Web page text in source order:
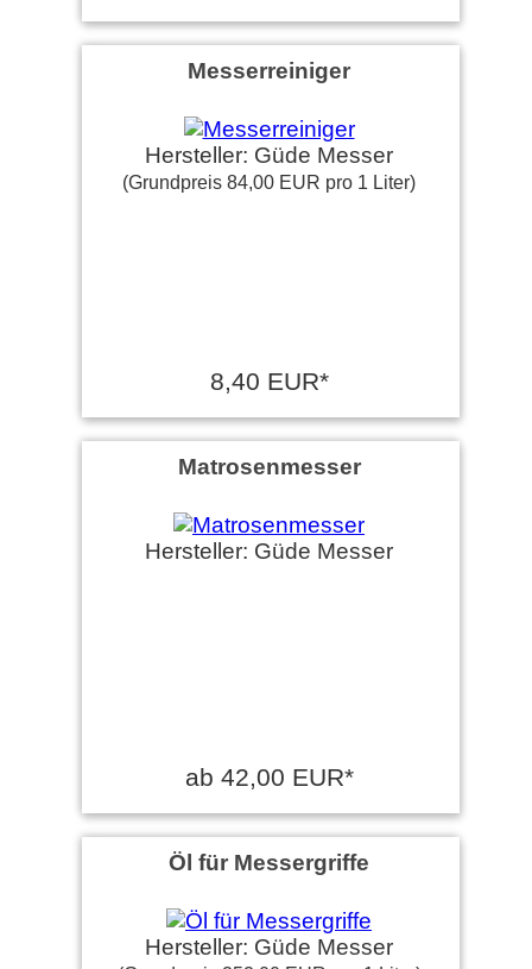
Messerreiniger
Hersteller: Güde Messer
(Grundpreis 84,00 EUR pro 1 Liter)
8,40 EUR*
Matrosenmesser
Hersteller: Güde Messer
ab 42,00 EUR*
Öl für Messergriffe
Hersteller: Güde Messer